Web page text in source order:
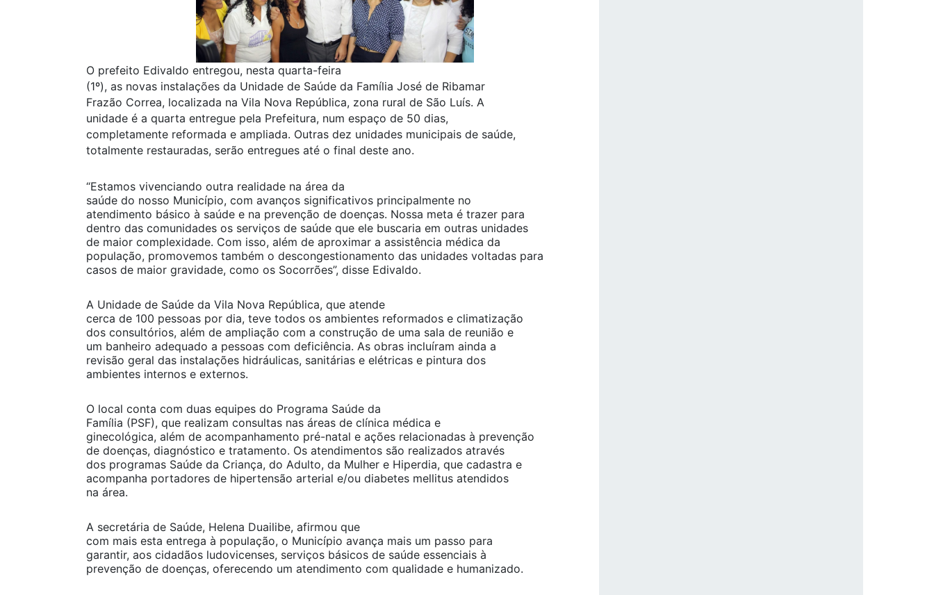
O prefeito Edivaldo entregou, nesta quarta-feira
(1º), as novas instalações da Unidade de Saúde da Família José de Ribamar
Frazão Correa, localizada na Vila Nova República, zona rural de São Luís. A
unidade é a quarta entregue pela Prefeitura, num espaço de 50 dias,
completamente reformada e ampliada. Outras dez unidades municipais de saúde,
totalmente restauradas, serão entregues até o final deste ano.
“Estamos vivenciando outra realidade na área da
saúde do nosso Município, com avanços significativos principalmente no
atendimento básico à saúde e na prevenção de doenças. Nossa meta é trazer para
dentro das comunidades os serviços de saúde que ele buscaria em outras unidades
de maior complexidade. Com isso, além de aproximar a assistência médica da
população, promovemos também o descongestionamento das unidades voltadas para
casos de maior gravidade, como os Socorrões”, disse Edivaldo.
A Unidade de Saúde da Vila Nova República, que atende
cerca de 100 pessoas por dia, teve todos os ambientes reformados e climatização
dos consultórios, além de ampliação com a construção de uma sala de reunião e
um banheiro adequado a pessoas com deficiência. As obras incluíram ainda a
revisão geral das instalações hidráulicas, sanitárias e elétricas e pintura dos
ambientes internos e externos.
O local conta com duas equipes do Programa Saúde da
Família (PSF), que realizam consultas nas áreas de clínica médica e
ginecológica, além de acompanhamento pré-natal e ações relacionadas à prevenção
de doenças, diagnóstico e tratamento. Os atendimentos são realizados através
dos programas Saúde da Criança, do Adulto, da Mulher e Hiperdia, que cadastra e
acompanha portadores de hipertensão arterial e/ou diabetes mellitus atendidos
na área.
A secretária de Saúde, Helena Duailibe, afirmou que
com mais esta entrega à população, o Município avança mais um passo para
garantir, aos cidadãos ludovicenses, serviços básicos de saúde essenciais à
prevenção de doenças, oferecendo um atendimento com qualidade e humanizado.